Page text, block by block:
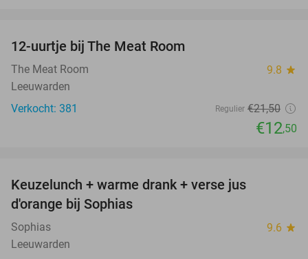
12-uurtje bij The Meat Room
The Meat Room 9.8 star
Leeuwarden
Verkocht: 381
Regulier €21,50
€12,50
Keuzelunch + warme drank + verse jus
d'orange bij Sophias
Sophias 9.6 star
Leeuwarden